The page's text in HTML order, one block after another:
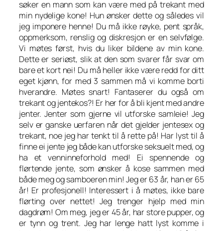
søker en mann som kan være med på trekant med
min nydelige kone! Hun ønsker dette og således vil
jeg imponere henne! Du må ikke røyke, pent språk,
oppmerksom, renslig og diskresjon er en selvfølge.
Vi møtes først, hvis du liker bildene av min kone.
Dette er seriøst, slik at den som svarer får svar om
bare et kort nei! Du må heller ikke være redd for ditt
eget kjønn, for med 3 sammen må vi komme borti
hverandre. Møtes snart! Fantaserer du også om
trekant og jentekos?! Er her for å bli kjent med andre
jenter. Jenter som gjerne vil utforske samleie! Jeg
selv er ganske uerfaren når det gjelder jentesex og
trekant, noe jeg har tenkt til å rette på! Har lyst til å
finne ei jente jeg både kan utforske seksuelt med, og
ha et venninneforhold med! Ei spennende og
flørtende jente, som ønsker å kose sammen med
både meg og samboeren min! Jeg er 63 år, han er 65
år! Er profesjonell! Interessert i å møtes, ikke bare
flørting over nettet! Jeg trenger hjelp med min
dagdrøm! Om meg, jeg er 45 år, har store pupper, og
er tynn og trent. Jeg har lenge hatt lyst komme i